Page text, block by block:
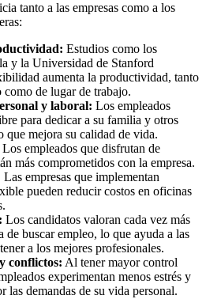
tanto a las empresas como a los
Estudios como los
y la Universidad de Stanford
aumenta la productividad, tanto
de lugar de trabajo.
y laboral: Los empleados
para dedicar a su familia y otros
que mejora su calidad de vida.
Los empleados que disfrutan de
más comprometidos con la empresa.
Las empresas que implementan
pueden reducir costos en oficinas
Los candidatos valoran cada vez más
buscar empleo, lo que ayuda a las
a los mejores profesionales.
conflictos: Al tener mayor control
experimentan menos estrés y
las demandas de su vida personal.